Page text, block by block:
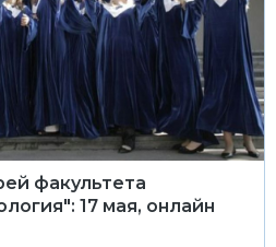
факультета
17 мая, онлайн